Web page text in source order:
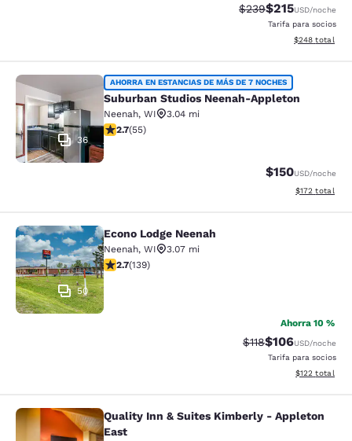
Precio tachado:
$239Precio con
$215USD/noche
Tarifa para socios
Ver detalles
$248 total
Suburban Studios Neenah-Appleton
36
AHORRA EN ESTANCIAS DE MÁS DE 7 NOCHES
Suburban Studios Neenah-Appleton
Neenah, WI
3.04 mi
calificación de 2.71 estrellas. Feria. 55 reseñas
2.7(55)
$150USD/noche
Ver detalles
$172 total
Econo Lodge Neenah
50
Econo Lodge Neenah
Neenah, WI
3.07 mi
calificación de 2.68 estrellas. Feria. 139 reseñas
2.7(139)
Ahorra 10 %
Precio tachado:
$118Precio con
$106USD/noche
Tarifa para socios
Ver detalles
$122 total
Quality Inn & Suites Kimberly -
Quality Inn & Suites Kimberly - Appleton
East